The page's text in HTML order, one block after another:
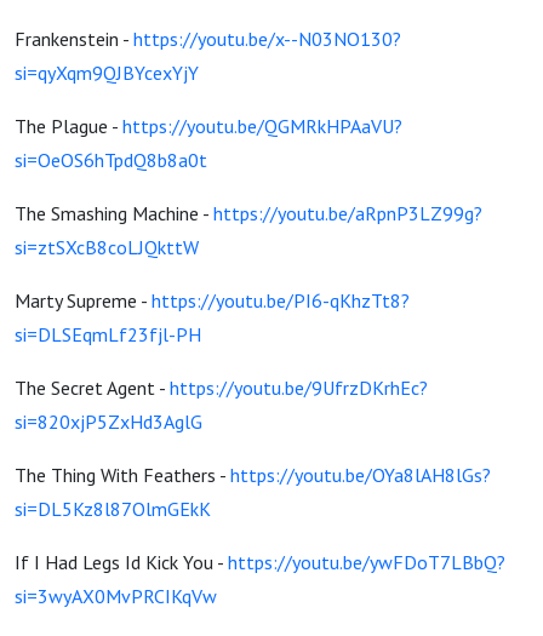
Frankenstein - https://youtu.be/x--N03NO130?
si=qyXqm9QJBYcexYjY
The Plague - https://youtu.be/QGMRkHPAaVU?
si=OeOS6hTpdQ8b8a0t
The Smashing Machine - https://youtu.be/aRpnP3LZ99g?
si=ztSXcB8coLJQkttW
Marty Supreme - https://youtu.be/PI6-qKhzTt8?
si=DLSEqmLf23fjl-PH
The Secret Agent - https://youtu.be/9UfrzDKrhEc?
si=820xjP5ZxHd3AglG
The Thing With Feathers - https://youtu.be/OYa8lAH8lGs?
si=DL5Kz8l87OlmGEkK
If I Had Legs Id Kick You - https://youtu.be/ywFDoT7LBbQ?
si=3wyAX0MvPRCIKqVw